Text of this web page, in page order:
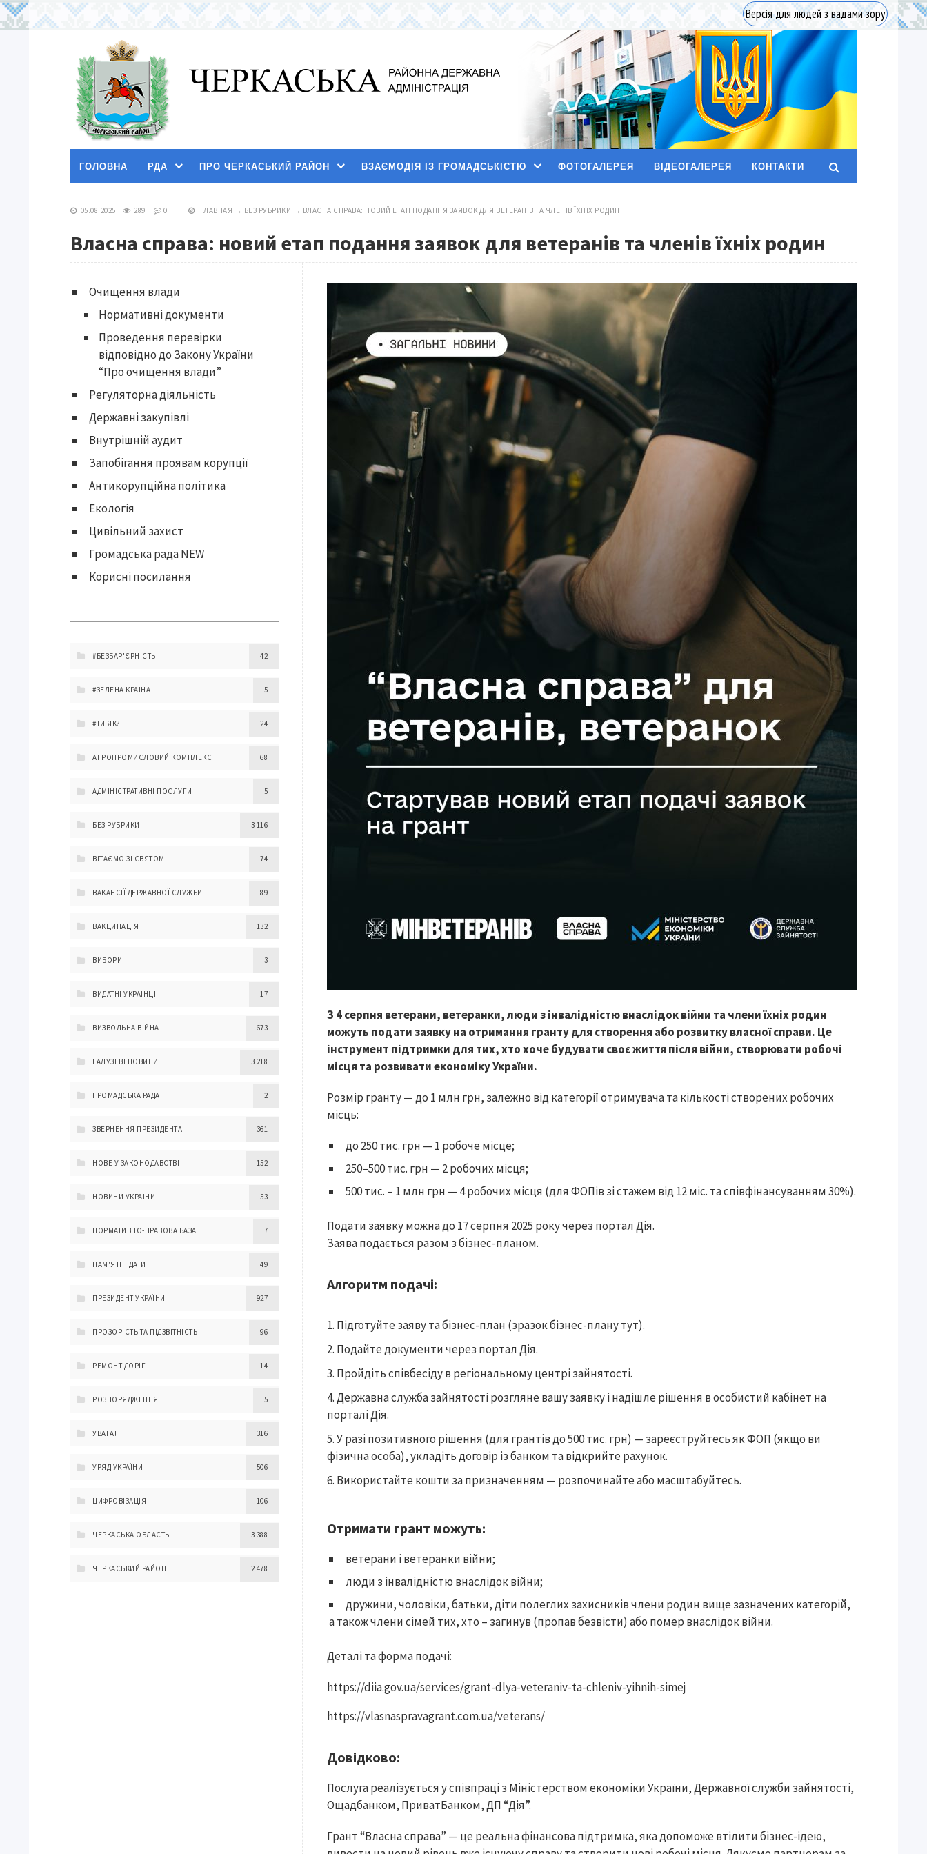
Версія для людей з вадами зору
ГОЛОВНА РДА ПРО ЧЕРКАСЬКИЙ РАЙОН ВЗАЄМОДІЯ ІЗ ГРОМАДСЬКІСТЮ ФОТОГАЛЕРЕЯ ВІДЕОГАЛЕРЕЯ КОНТАКТИ
05.08.2025 289 0 ГЛАВНАЯ → БЕЗ РУБРИКИ → ВЛАСНА СПРАВА: НОВИЙ ЕТАП ПОДАННЯ ЗАЯВОК ДЛЯ ВЕТЕРАНІВ ТА ЧЛЕНІВ ЇХНІХ РОДИН
Власна справа: новий етап подання заявок для ветеранів та членів їхніх родин
З 4 серпня ветерани, ветеранки, люди з інвалідністю внаслідок війни та члени їхніх родин
можуть подати заявку на отримання гранту для створення або розвитку власної справи. Це
інструмент підтримки для тих, хто хоче будувати своє життя після війни, створювати робочі
місця та розвивати економіку України.
Розмір гранту — до 1 млн грн, залежно від категорії отримувача та кількості створених робочих
місць:
до 250 тис. грн — 1 робоче місце;
250–500 тис. грн — 2 робочих місця;
500 тис. – 1 млн грн — 4 робочих місця (для ФОПів зі стажем від 12 міс. та співфінансуванням 30%).
Подати заявку можна до 17 серпня 2025 року через портал Дія.
Заява подається разом з бізнес-планом.
Алгоритм подачі:
Підготуйте заяву та бізнес-план (зразок бізнес-планутут).
Подайте документи через портал Дія.
Пройдіть співбесіду в регіональному центрі зайнятості.
Державна служба зайнятості розгляне вашу заявку і надішле рішення в особистий кабінет на
порталі Дія.
У разі позитивного рішення (для грантів до 500 тис. грн) — зареєструйтесь як ФОП (якщо ви
фізична особа), укладіть договір із банком та відкрийте рахунок.
Використайте кошти за призначенням — розпочинайте або масштабуйтесь.
Отримати грант можуть:
ветерани і ветеранки війни;
люди з інвалідністю внаслідок війни;
дружини, чоловіки, батьки, діти полеглих захисників члени родин вище зазначених категорій,
а також члени сімей тих, хто – загинув (пропав безвісти) або помер внаслідок війни.
Деталі та форма подачі:
https://diia.gov.ua/services/grant-dlya-veteraniv-ta-chleniv-yihnih-simej
https://vlasnaspravagrant.com.ua/veterans/
Довідково:
Послуга реалізується у співпраці з Міністерством економіки України, Державної служби зайнятості,
Ощадбанком, ПриватБанком, ДП “Дія”.
Грант “Власна справа” — це реальна фінансова підтримка, яка допоможе втілити бізнес-ідею,
Очищення влади
Нормативні документи
Проведення перевірки
відповідно до Закону України
“Про очищення влади”
Регуляторна діяльність
Державні закупівлі
Внутрішній аудит
Запобігання проявам корупції
Антикорупційна політика
Екологія
Цивільний захист
Громадська рада NEW
Корисні посилання
#БЕЗБАР'ЄРНІСТЬ 42
#ЗЕЛЕНА КРАЇНА 5
#ТИ ЯК? 24
АГРОПРОМИСЛОВИЙ КОМПЛЕКС 68
АДМІНІСТРАТИВНІ ПОСЛУГИ 5
БЕЗ РУБРИКИ 3 116
ВІТАЄМО ЗІ СВЯТОМ 74
ВАКАНСІЇ ДЕРЖАВНОЇ СЛУЖБИ 89
ВАКЦИНАЦІЯ 132
ВИБОРИ 3
ВИДАТНІ УКРАЇНЦІ 17
ВИЗВОЛЬНА ВІЙНА 673
ГАЛУЗЕВІ НОВИНИ 3 218
ГРОМАДСЬКА РАДА 2
ЗВЕРНЕННЯ ПРЕЗИДЕНТА 361
НОВЕ У ЗАКОНОДАВСТВІ 152
НОВИНИ УКРАЇНИ 53
НОРМАТИВНО-ПРАВОВА БАЗА 7
ПАМ'ЯТНІ ДАТИ 49
ПРЕЗИДЕНТ УКРАЇНИ 927
ПРОЗОРІСТЬ ТА ПІДЗВІТНІСТЬ 96
РЕМОНТ ДОРІГ 14
РОЗПОРЯДЖЕННЯ 5
УВАГА! 316
УРЯД УКРАЇНИ 506
ЦИФРОВІЗАЦІЯ 106
ЧЕРКАСЬКА ОБЛАСТЬ 3 388
ЧЕРКАСЬКИЙ РАЙОН 2 478